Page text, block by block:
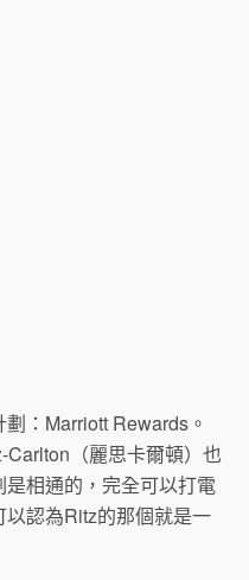
：Marriott Rewards。
（麗思卡爾頓）也
相通的，完全可以打電
認為Ritz的那個就是一